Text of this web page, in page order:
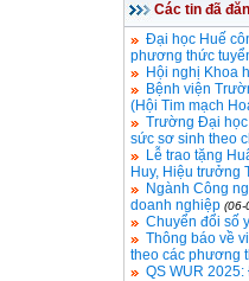
Các tin đã
Đại học Huế
phương thức
Hội nghị Khoa
Bệnh viện
(Hội Tim mạch
Trường Đại học
sức sơ sinh theo
Lễ trao tặng
Huy, Hiệu trưởng
Ngành Công
doanh nghiệp (06-
Chuyển đổi số
Thông báo về
theo các phương
QS WUR